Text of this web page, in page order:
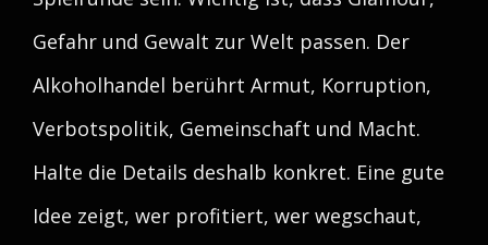
Gefahr und Gewalt zur Welt passen. Der
Alkoholhandel berührt Armut, Korruption,
Verbotspolitik, Gemeinschaft und Macht.
Halte die Details deshalb konkret. Eine gute
Idee zeigt, wer profitiert, wer wegschaut,